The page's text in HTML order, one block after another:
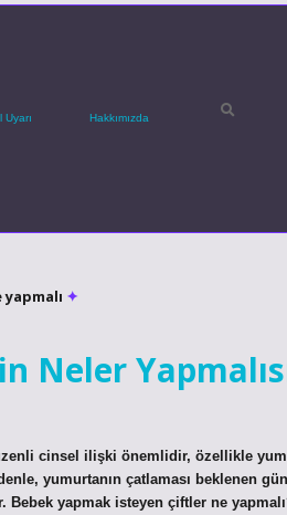
Uyarı Hakkımızda
Neler
cinsel ilişki önemlidir, özellikle
yumurtanın çatlaması beklenen
Bebek yapmak isteyen çiftler ne